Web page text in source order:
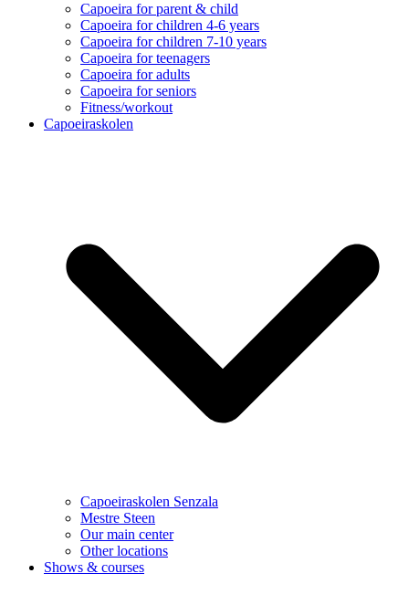
Capoeira for parent & child
Capoeira for children 4-6 years
Capoeira for children 7-10 years
Capoeira for teenagers
Capoeira for adults
Capoeira for seniors
Fitness/workout
Capoeiraskolen
Capoeiraskolen Senzala
Mestre Steen
Our main center
Other locations
Shows & courses